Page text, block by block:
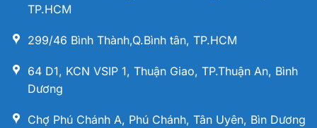
TP.HCM
299/46 Bình Thành,Q.Bình tân, TP.HCM
64 D1, KCN VSIP 1, Thuận Giao, TP.Thuận An, Bình
Dương
Chợ Phú Chánh A, Phú Chánh, Tân Uyên, Bìn Dương